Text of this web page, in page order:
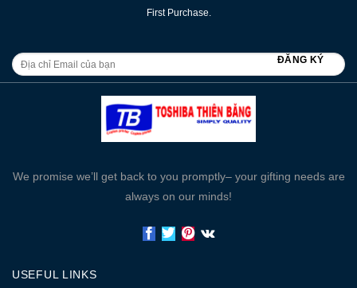
First Purchase.
We promise we’ll get back to you promptly– your gifting needs are
always on our minds!
USEFUL LINKS